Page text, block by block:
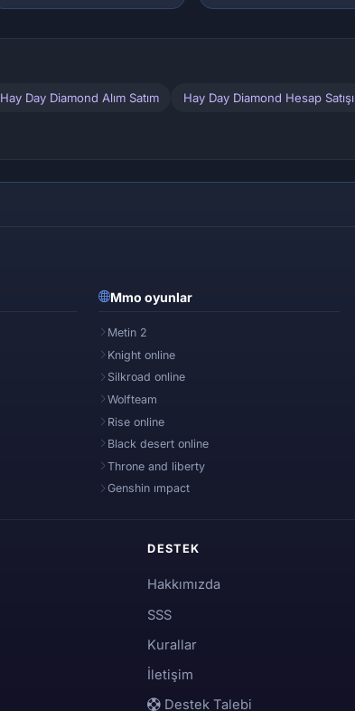
Hay Day Diamond Alım Satım Hay Day Diamond Hesap Satışı
Mmo oyunlar
Metin 2
Knight online
Silkroad online
Wolfteam
Rise online
Black desert online
Throne and liberty
Genshin ımpact
DESTEK
Hakkımızda
SSS
Kurallar
İletişim
Destek Talebi